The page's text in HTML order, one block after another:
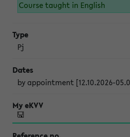
Course taught in English
Pj
by appointment [12.10.2026-